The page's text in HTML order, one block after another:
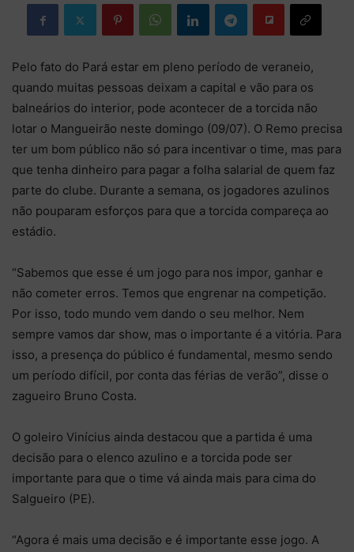
Pelo fato do Pará estar em pleno período de veraneio,
quando muitas pessoas deixam a capital e vão para os
balneários do interior, pode acontecer de a torcida não
lotar o Mangueirão neste domingo (09/07). O Remo precisa
ter um bom público não só para incentivar o time, mas para
que tenha dinheiro para pagar a folha salarial de quem faz
parte do clube. Durante a semana, os jogadores azulinos
não pouparam esforços para que a torcida compareça ao
estádio.
“Sabemos que esse é um jogo para nos impor, ganhar e
não cometer erros. Temos que engrenar na competição.
Por isso, todo mundo vem dando o seu melhor. Nem
sempre vamos dar show, mas o importante é a vitória. Para
isso, a presença do público é fundamental, mesmo sendo
um período difícil, por conta das férias de verão”, disse o
zagueiro Bruno Costa.
O goleiro Vinícius ainda destacou que a partida é uma
decisão para o elenco azulino e a torcida pode ser
importante para que o time vá ainda mais para cima do
Salgueiro (PE).
“Agora é mais uma decisão e é importante esse jogo. A